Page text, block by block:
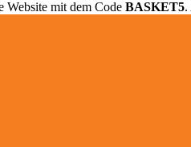
mit dem Code BASKET5.